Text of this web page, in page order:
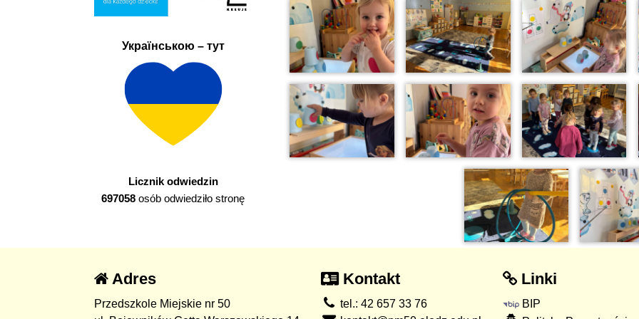
Українською – тут
Licznik odwiedzin
697058 osób odwiedziło stronę
Adres
Przedszkole Miejskie nr 50
Kontakt
tel.: 42 657 33 76
Linki
BIP